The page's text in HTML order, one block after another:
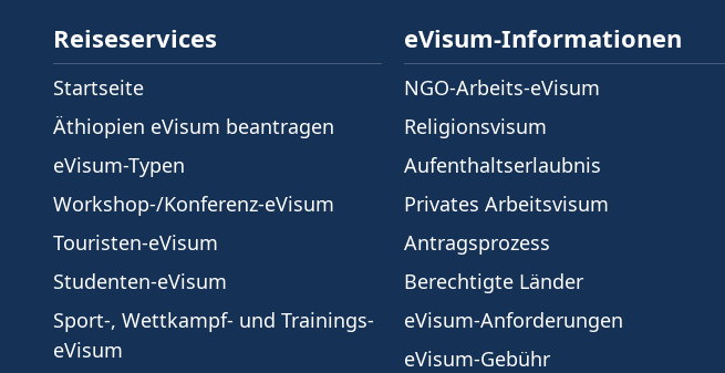
Reiseservices
Startseite
Äthiopien eVisum beantragen
eVisum-Typen
Workshop-/Konferenz-eVisum
Touristen-eVisum
Studenten-eVisum
Sport-, Wettkampf- und Trainings-
eVisum
eVisum-Informationen
NGO-Arbeits-eVisum
Religionsvisum
Aufenthaltserlaubnis
Privates Arbeitsvisum
Antragsprozess
Berechtigte Länder
eVisum-Anforderungen
eVisum-Gebühr